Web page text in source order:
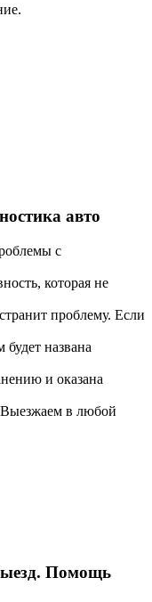
авто
с
которая не
проблему. Если
названа
и оказана
Выезжаем в любой
Помощь